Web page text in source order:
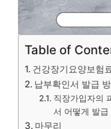
Table of
건강장기요양보험
납부확인서 발급
직장가입자의
서 어떻게 발급
마무리